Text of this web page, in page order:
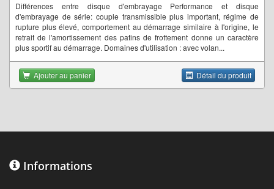
Différences entre disque d'embrayage Performance et disque
d'embrayage de série: couple transmissible plus important, régime de
rupture plus élevé, comportement au démarrage similaire à l'origine, le
retrait de l'amortissement des patins de frottement donne un caractère
plus sportif au démarrage. Domaines d'utilisation : avec volan...
Ajouter au panier Détail du produit
Informations